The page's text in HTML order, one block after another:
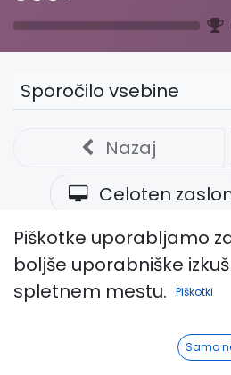
Sporočilo vsebine
Predstavitev
Nazaj
Celoten
Predstavitev Poučevanja
Piškotke uporabljamo
boljše uporabniške
spletnem mestu.
Piškotki
Samo